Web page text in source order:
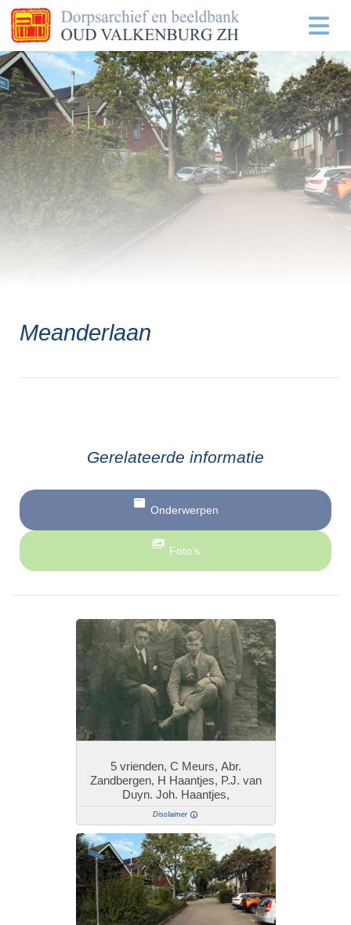
Meanderlaan
Gerelateerde informatie
Onderwerpen
Foto’s
5 vrienden, C Meurs, Abr.
Zandbergen, H Haantjes, P.J. van
Duyn. Joh. Haantjes,
Disclaimer